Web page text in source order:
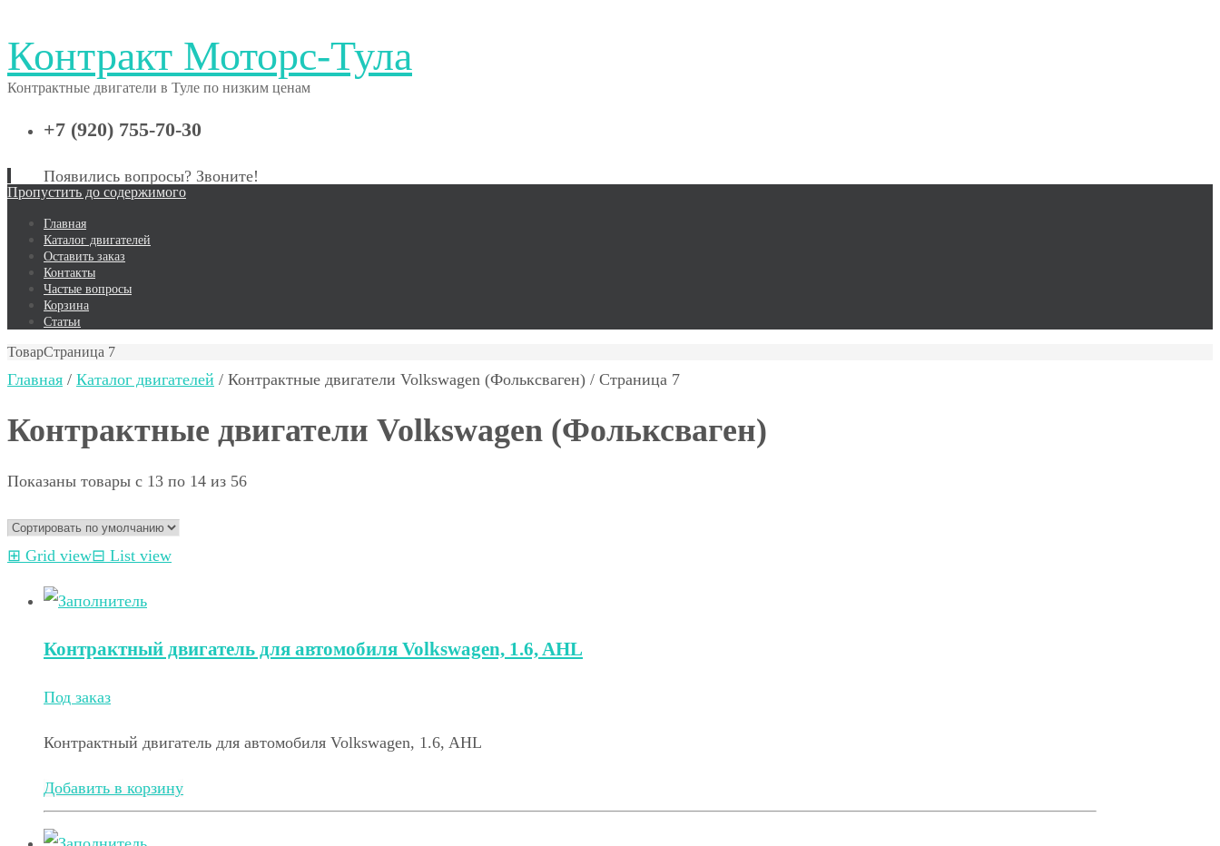
Контракт Моторс-Тула
Контрактные двигатели в Туле по низким ценам
+7 (920) 755-70-30
Появились вопросы? Звоните!
Пропустить до содержимого
Главная
Каталог двигателей
Оставить заказ
Контакты
Частые вопросы
Корзина
Статьи
ТоварСтраница 7
Главная / Каталог двигателей / Контрактные двигатели Volkswagen (Фольксваген) / Страница 7
Контрактные двигатели Volkswagen (Фольксваген)
Показаны товары с 13 по 14 из 56
⊞ Grid view⊟ List view
Контрактный двигатель для автомобиля Volkswagen, 1.6, AHL
Под заказ
Контрактный двигатель для автомобиля Volkswagen, 1.6, AHL
Добавить в корзину